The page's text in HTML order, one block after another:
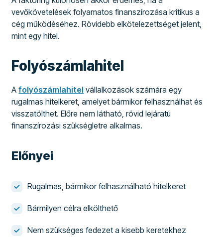
vevőkövetelések folyamatos finanszírozása kritikus a
cég működéséhez. Rövidebb elkötelezettséget jelent,
mint egy hitel.
Folyószámlahitel
Afolyószámlahitel vállalkozások számára egy
rugalmas hitelkeret, amelyet bármikor felhasználhat és
visszatölthet. Előre nem látható, rövid lejáratú
finanszírozási szükségletre alkalmas.
Előnyei
Rugalmas, bármikor felhasználható hitelkeret
Bármilyen célra elkölthető
Nem szükséges fedezet a kisebb keretekhez